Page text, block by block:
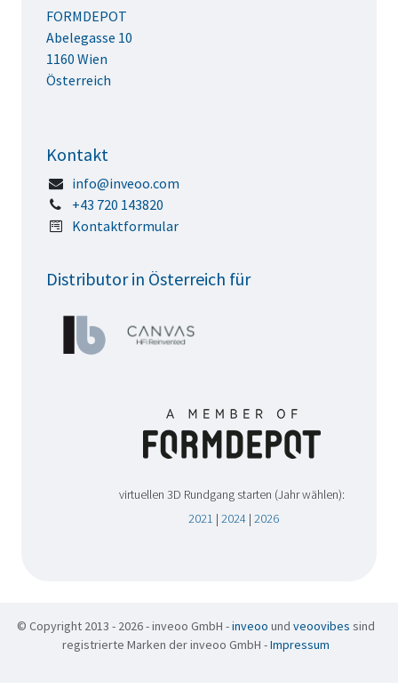
Distributor in Österreich für
virtuellen 3D Rundgang starten (Jahr wählen):
2021 | 2024| 2026
FORMDEPOT
Abelegasse 10
1160 Wien
Österreich
Kontakt
info@inveoo.com
+43 720 143820
Kontaktformular
© Copyright 2013 - 2026 - inveoo GmbH -inveoo und veoovibes sind
registrierte Marken der inveoo GmbH -Impressum